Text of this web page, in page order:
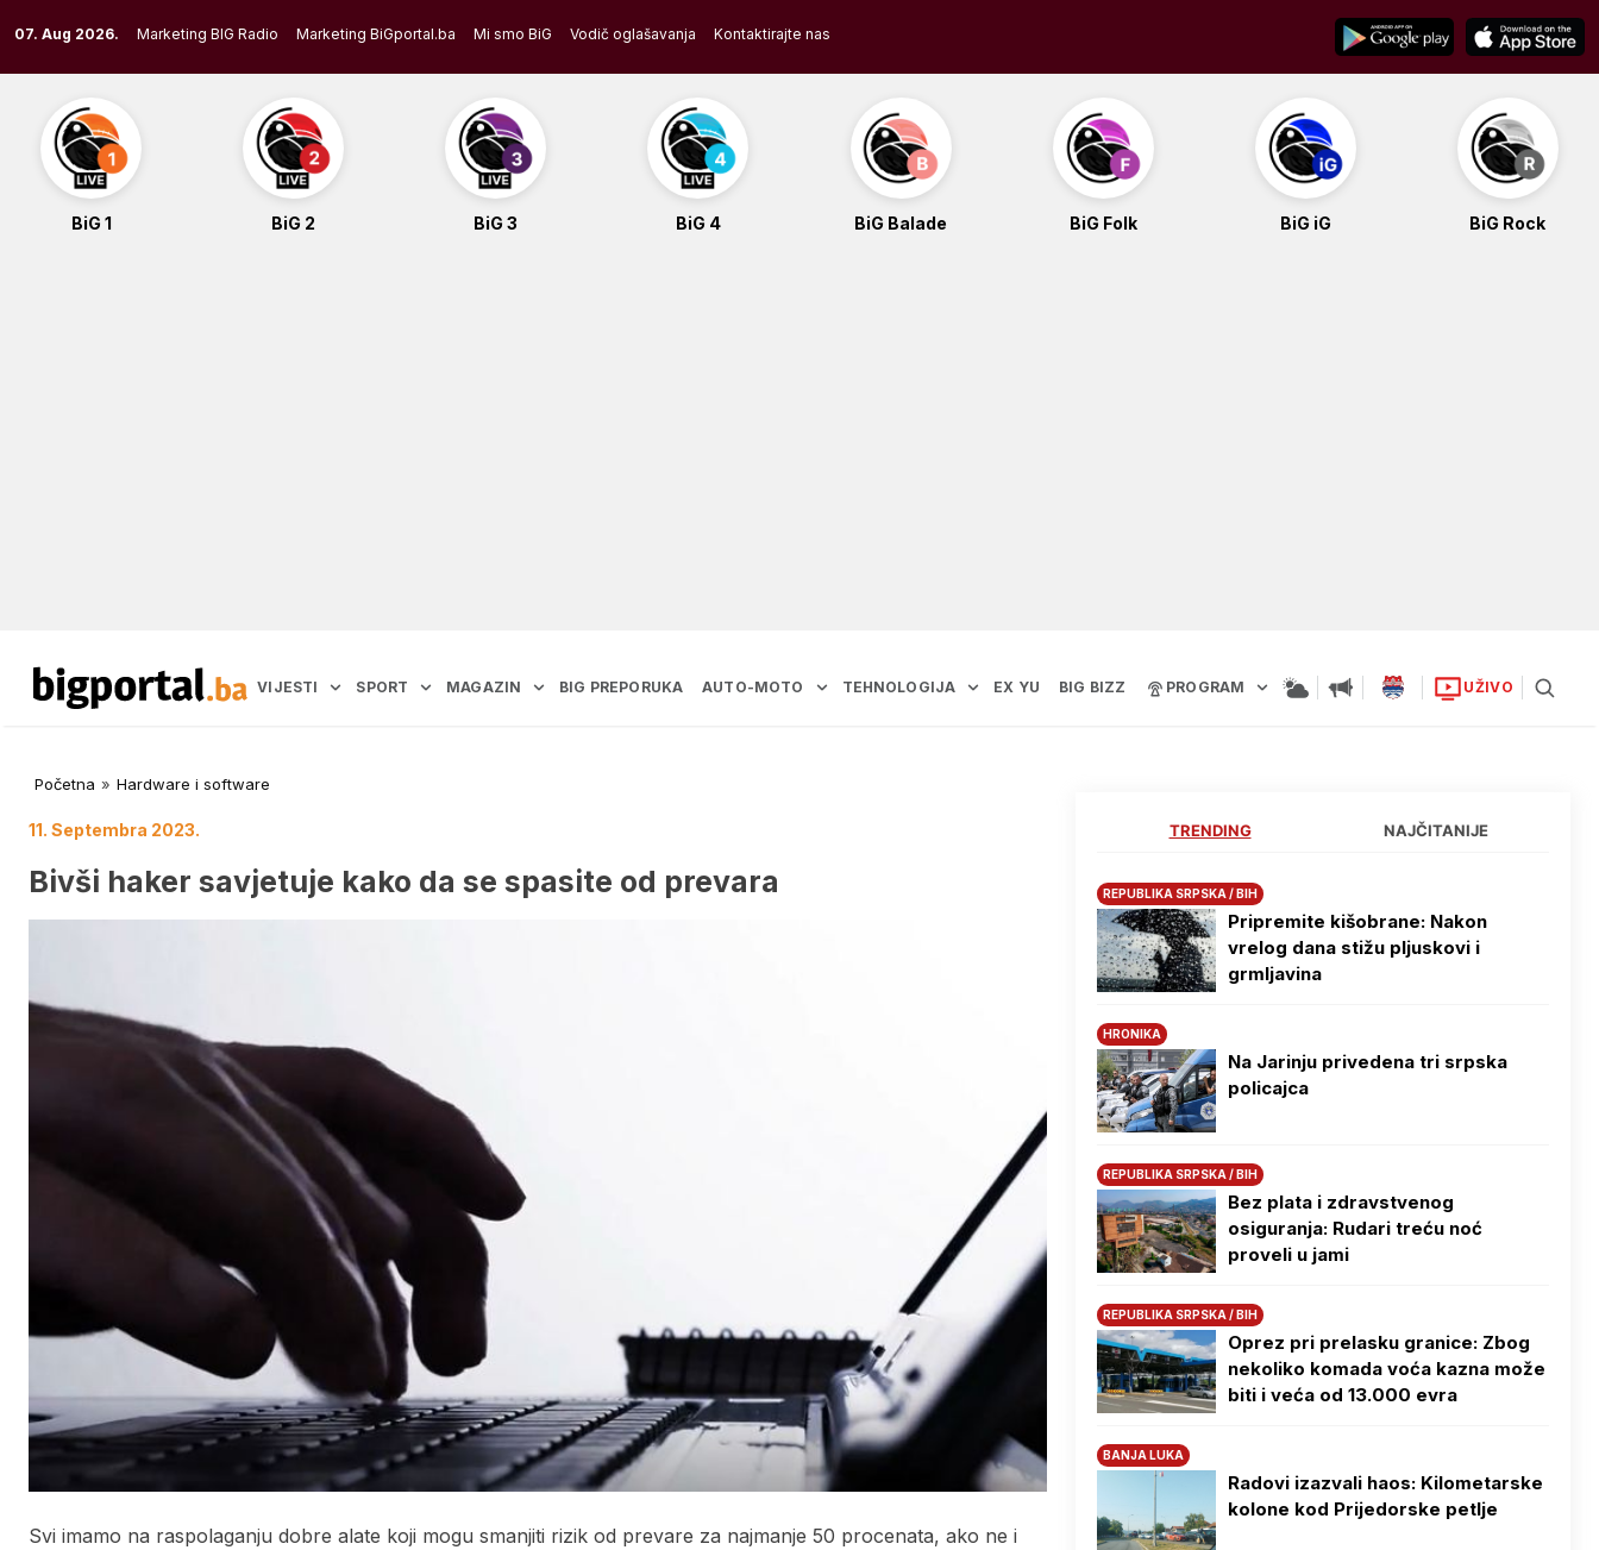
to
content
07. Aug 2026. Marketing BIG Radio Marketing BiGportal.ba Mi smo BiG Vodič oglašavanja Kontaktirajte nas
BiG 1 BiG 2 BiG 3 BiG 4 BiG Balade BiG Folk BiG iG BiG Rock
VIJESTI SPORT MAGAZIN BIG PREPORUKA AUTO-MOTO TEHNOLOGIJA EX YU BIG BIZZ PROGRAM UŽIVO
Početna » Hardware i software
11. Septembra 2023.
Bivši haker savjetuje kako da se spasite od prevara
Svi imamo na raspolaganju dobre alate koji mogu smanjiti rizik od prevare za najmanje 50 procenata, ako ne i
TRENDING NAJČITANIJE
REPUBLIKA SRPSKA / BIH
Pripremite kišobrane: Nakon
vrelog dana stižu pljuskovi i
grmljavina
HRONIKA
Na Јarinju privedena tri srpska
policajca
REPUBLIKA SRPSKA / BIH
Bez plata i zdravstvenog
osiguranja: Rudari treću noć
proveli u jami
REPUBLIKA SRPSKA / BIH
Oprez pri prelasku granice: Zbog
nekoliko komada voća kazna može
biti i veća od 13.000 evra
BANJA LUKA
Radovi izazvali haos: Kilometarske
kolone kod Prijedorske petlje